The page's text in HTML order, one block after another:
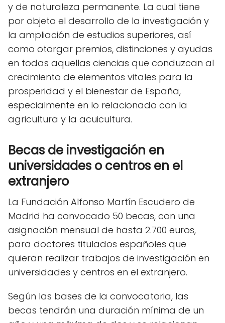
y de naturaleza permanente. La cual tiene
por objeto el desarrollo de la investigación y
la ampliación de estudios superiores, así
como otorgar premios, distinciones y ayudas
en todas aquellas ciencias que conduzcan al
crecimiento de elementos vitales para la
prosperidad y el bienestar de España,
especialmente en lo relacionado con la
agricultura y la acuicultura.
Becas de investigación en
universidades o centros en el
extranjero
La Fundación Alfonso Martín Escudero de
Madrid ha convocado 50 becas, con una
asignación mensual de hasta 2.700 euros,
para doctores titulados españoles que
quieran realizar trabajos de investigación en
universidades y centros en el extranjero.
Según las bases de la convocatoria, las
becas tendrán una duración mínima de un